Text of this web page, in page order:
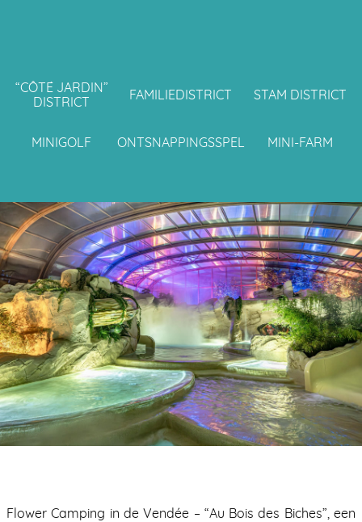
“CÔTÉ JARDIN”
DISTRICT
FAMILIEDISTRICT STAM DISTRICT
MINIGOLF ONTSNAPPINGSSPEL MINI-FARM
Flower Camping in de Vendée – “Au Bois des Biches”, een